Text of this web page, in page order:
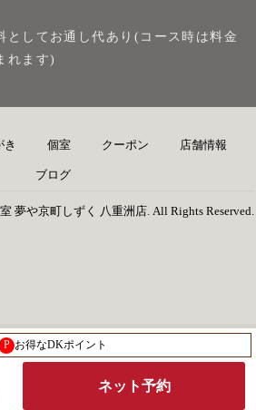
としてお通し代あり(コース時は料金
れます)
き 個室 クーポン 店舗情報
ブログ
夢や京町しずく 八重洲店. All Rights Reserved.
P お得なDKポイント
ネット予約